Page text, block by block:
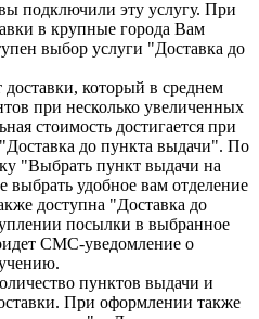
подключили эту услугу. При
в крупные города Вам
выбор услуги "Доставка до
доставки, который в среднем
при несколько увеличенных
стоимость достигается при
до пункта выдачи". По
"Выбрать пункт выдачи на
выбрать удобное вам отделение
доступна "Доставка до
посылки в выбранное
СМС-уведомление о
пунктов выдачи и
При оформлении также